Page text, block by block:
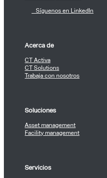
Síguenos en LinkedIn
Acerca de
CT Activa
CT Solutions
Trabaja con nosotros
Soluciones
Asset management
Facility management
Servicios